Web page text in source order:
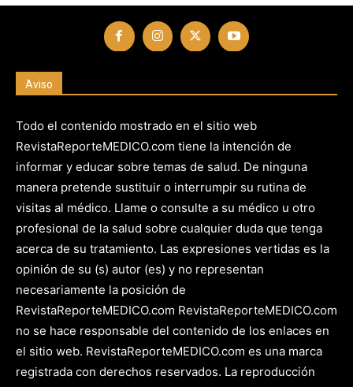
Aviso
Todo el contenido mostrado en el sitio web
RevistaReporteMEDICO.com tiene la intención de
informar y educar sobre temas de salud. De ninguna
manera pretende sustituir o interrumpir su rutina de
visitas al médico. Llame o consulte a su médico u otro
profesional de la salud sobre cualquier duda que tenga
acerca de su tratamiento. Las expresiones vertidas es la
opinión de su (s) autor (es) y no representan
necesariamente la posición de
RevistaReporteMEDICO.com RevistaReporteMEDICO.com
no se hace responsable del contenido de los enlaces en
el sitio web. RevistaReporteMEDICO.com es una marca
registrada con derechos reservados. La reproducción